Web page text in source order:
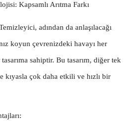
Kapsamlı Arıtma Farkı
adından da anlaşılacağı
koyun çevrenizdeki havayı her
sahiptir. Bu tasarım, diğer tek
çok daha etkili ve hızlı bir